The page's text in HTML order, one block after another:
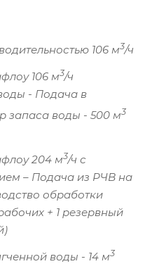
106 м3/ч
106 м3/ч
- Подача в
запаса воды - 500 м3
204 м3/ч с
– Подача из РЧВ на
обработки
+ 1 резервный
воды - 14 м3